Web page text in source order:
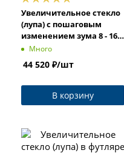
Увеличительное стекло
(лупа) с пошаговым
изменением зума 8 - 16x
Peak 905.197
Много
44 520 ₽/шт
В корзину